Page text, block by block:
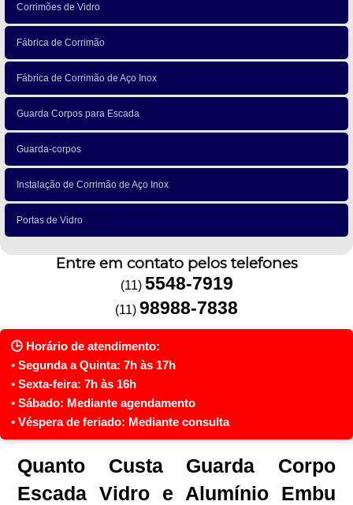
Corrimões de Vidro
Fábrica de Corrimão
Fábrica de Corrimão de Aço Inox
Guarda Corpos para Escada
Guarda-corpos
Instalação de Corrimão de Aço Inox
Portas de Vidro
Entre em contato pelos telefones
(11) 5548-7919
(11) 98988-7838
Quanto Custa Guarda Corpo
Escada Vidro e Alumínio Embu